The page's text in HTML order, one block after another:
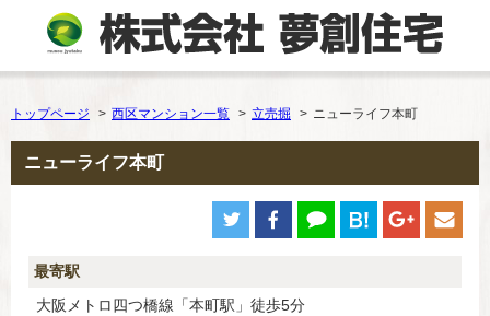
トップページ 西区マンション一覧 立売掘 ニューライフ本町
ニューライフ本町
最寄駅
大阪メトロ四つ橋線「本町駅」徒歩5分